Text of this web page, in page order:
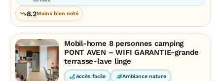
8.2Moins bien noté
Mobil-home 8 personnes camping
PONT AVEN – WIFI GARANTIE-grande
terrasse-lave linge
Accès facile Ambiance nature